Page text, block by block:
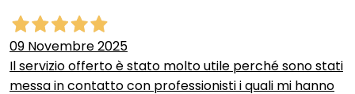
09 Novembre 2025
Il servizio offerto è stato molto utile perché sono stati
messa in contatto con professionisti i quali mi hanno